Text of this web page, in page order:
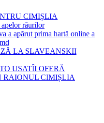
CIMIȘLIA
râurilor
a apărut prima hartă online a
LA SLAVEANSKII
USATÎI OFERĂ
RAIONUL CIMIȘLIA